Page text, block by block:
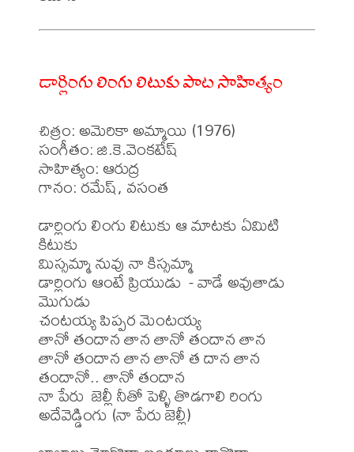
డార్లింగు లింగు లిటుకు పాట సాహిత్యం
చిత్రం: అమెరికా అమ్మాయి (1976)
సంగీతం: జి.కె.వెంకటేష్
సాహిత్యం: ఆరుద్ర
గానం: రమేష్, వసంత
డార్లింగు లింగు లిటుకు ఆ మాటకు ఏమిటి
కిటుకు
మిస్సమ్మా నువు నా కిస్సమ్మా
డార్లింగు ఆంటే ప్రియుడు  - వాడే అవుతాడు
మొగుడు
చంటయ్య పిప్పర మెంటయ్య
తానో తందాన తాన తానో తందాన తాన
తానో తందాన తాన తానో త దాన తాన
తందానో.. తానో తందాన
నా పేరు  జెల్లీ నీతో పెళ్ళి తొడగాలి రింగు
అదేవెడ్డింగు (నా పేరు జెల్లీ)